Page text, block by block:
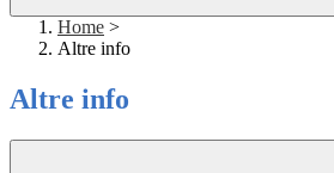
Home >
Altre info
Altre info